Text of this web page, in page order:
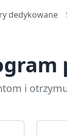
dedykowane
i